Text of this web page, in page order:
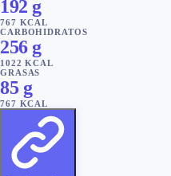
192 g
767 KCAL
CARBOHIDRATOS
256 g
1022 KCAL
GRASAS
85 g
767 KCAL